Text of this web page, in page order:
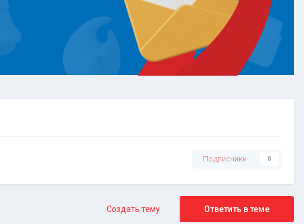
Подписчики 0
Ответить в теме
Создать тему